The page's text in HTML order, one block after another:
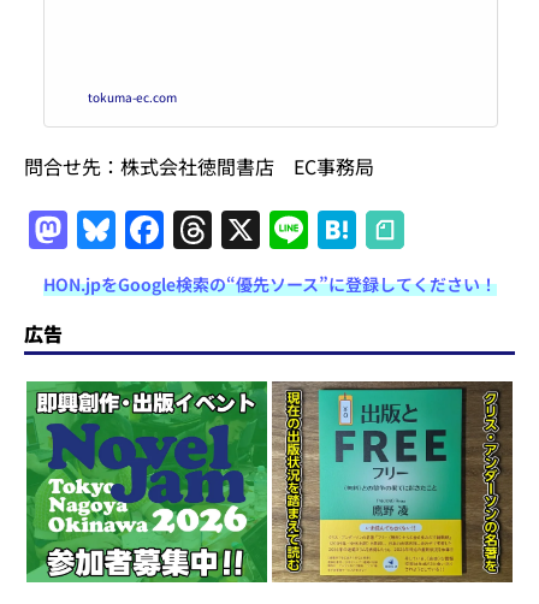
tokuma-ec.com
問合せ先：株式会社徳間書店 EC事務局
M
a
st
o
d
o
n
Bl
u
e
s
k
y
F
a
c
e
b
o
o
k
T
h
re
a
d
s
X Li
n
e
H
at
e
n
a
HON.jpをGoogle検索の“優先ソース”に登録してください！
広告